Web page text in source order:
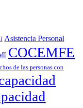
Asistencia Personal
COCEMFE
de las personas con